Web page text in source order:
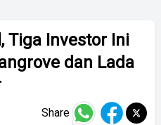
Tiga Investor Ini
dan Lada
Share